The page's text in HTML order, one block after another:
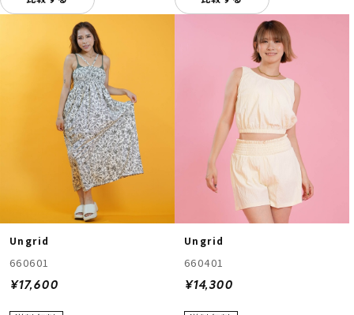
Ungrid
660601
¥17,600
Ungrid
660401
¥14,300